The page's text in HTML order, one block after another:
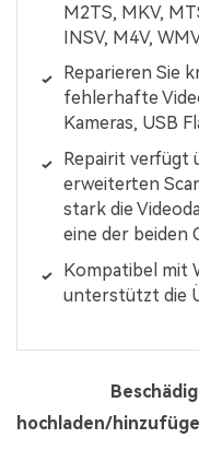
M2TS, MKV,
INSV, M4V,
Reparieren Sie
fehlerhafte
Kameras, USB
Repairit verfügt
erweiterten
stark die
eine der beiden
Kompatibel mit
unterstützt die
hochladen/